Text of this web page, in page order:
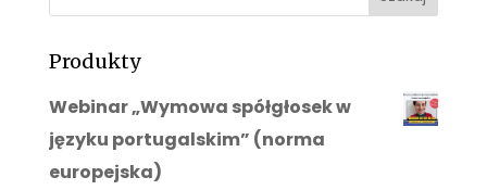
Produkty
Webinar „Wymowa spółgłosek w
języku portugalskim” (norma
europejska)